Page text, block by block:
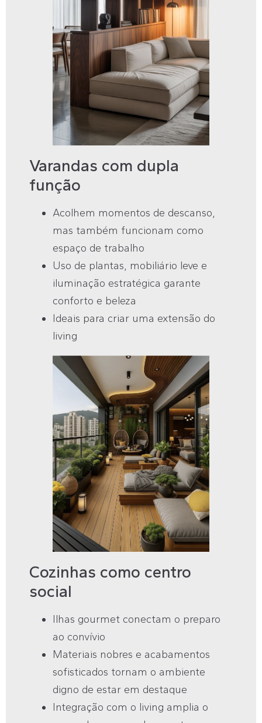
Varandas com dupla
função
Acolhem momentos de descanso,
mas também funcionam como
espaço de trabalho
Uso de plantas, mobiliário leve e
iluminação estratégica garante
conforto e beleza
Ideais para criar uma extensão do
living
Cozinhas como centro
social
Ilhas gourmet conectam o preparo
ao convívio
Materiais nobres e acabamentos
sofisticados tornam o ambiente
digno de estar em destaque
Integração com o living amplia o